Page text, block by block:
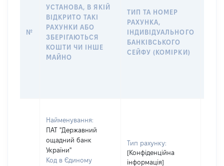
№
УСТАНОВА, В ЯКІЙ
ВІДКРИТО ТАКІ
РАХУНКИ АБО
ЗБЕРІГАЮТЬСЯ
КОШТИ ЧИ ІНШЕ
МАЙНО
ТИП ТА НОМЕР
РАХУНКА,
ІНДИВІДУАЛЬНОГО
БАНКІВСЬКОГО
СЕЙФУ (КОМІРКИ)
Найменування:
ПАТ "Державний
ощадний банк
України"
Код в Єдиному
Тип рахунку:
[Конфіденційна
інформація]